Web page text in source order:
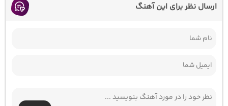
ارسال نظر برای این آهنگ